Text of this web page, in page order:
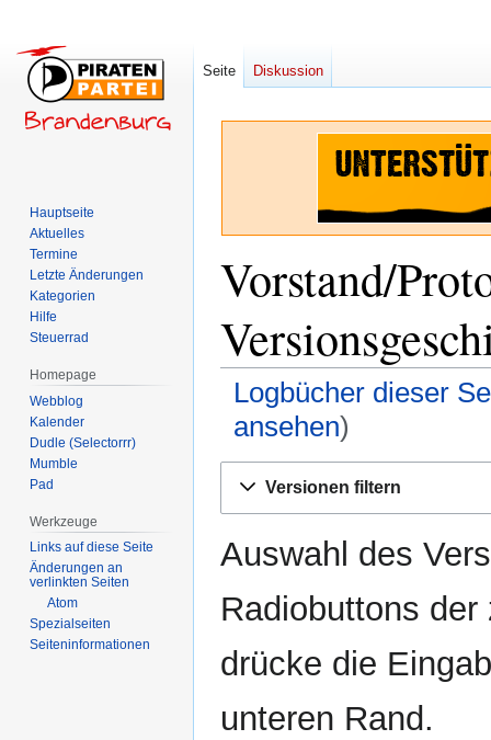
Vorstand/
Logbücher dieser
ansehen)
Navigation
Suche
Versionen filtern
Auswahl des
Radiobuttons
drücke die
unteren Rand.
Seite Diskussion
Hauptseite
Aktuelles
Termine
Letzte Änderungen
Kategorien
Hilfe
Steuerrad
Homepage
Webblog
Kalender
Dudle (Selectorrr)
Mumble
Pad
Werkzeuge
Links auf diese Seite
Änderungen an
verlinkten Seiten
Atom
Spezialseiten
Seiten­­informationen